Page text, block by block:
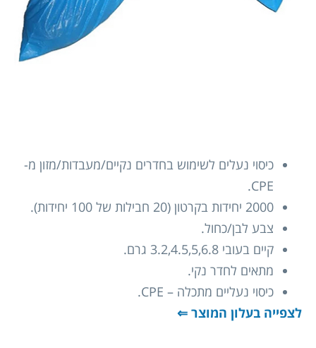
כיסוי נעלים לשימוש בחדרים נקיים/מעבדות/מזון מ-
CPE.
2000 יחידות בקרטון (20 חבילות של 100 יחידות).
צבע לבן/כחול.
קיים בעובי 3.2,4.5,5,6.8 גרם.
מתאים לחדר נקי.
כיסוי נעליים מתכלה – CPE.
לצפייה בעלון המוצר ⇐